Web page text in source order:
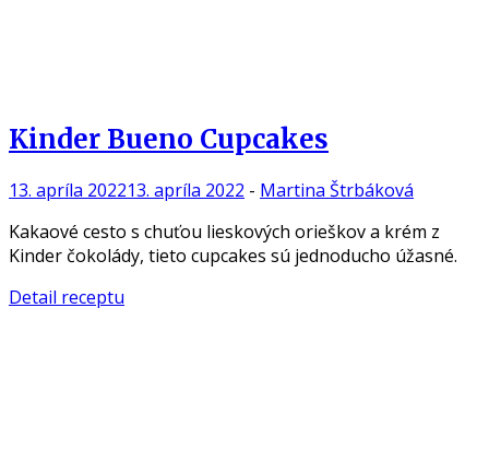
Kinder Bueno Cupcakes
13. apríla 202213. apríla 2022 - Martina Štrbáková
Kakaové cesto s chuťou lieskových orieškov a krém z
Kinder čokolády, tieto cupcakes sú jednoducho úžasné.
Detail receptu